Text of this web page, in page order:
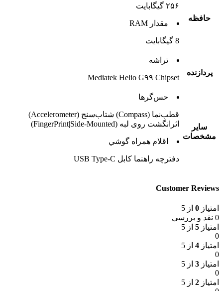
حافظه
۲۵۶ گیگابایت
مقدار RAM
8 گیگابایت
پردازنده
تراشه
Mediatek Helio G۹۹ Chipset
ساير
مشخصات
حس‌گرها
قطب‌نما (Compass) شتاب‌سنج (Accelerometer)
اثرانگشت روی لبه (FingerPrint|Side-Mounted)
اقلام همراه گوشي
دفترچه‌ راهنما کابل USB Type-C
Customer Reviews
امتیاز 0 از 5
0 نقد و بررسی
امتیاز 5 از 5
0
امتیاز 4 از 5
0
امتیاز 3 از 5
0
امتیاز 2 از 5